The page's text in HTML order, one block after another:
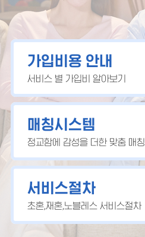
가입비용 안내
서비스 별 가입비 알아보기
매칭시스템
정교함에 감성을 더한 맞춤 매칭
서비스절차
초혼,재혼,노블레스 서비스절차